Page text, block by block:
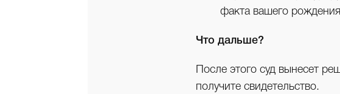
факта вашего
Что дальше?
После этого суд вынесет
получите свидетельство.